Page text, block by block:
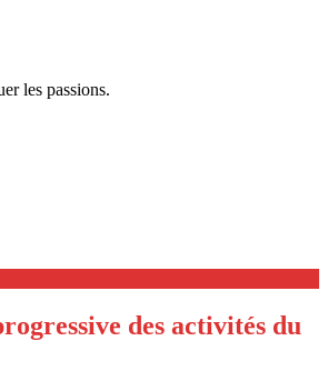
les passions.
des activités du